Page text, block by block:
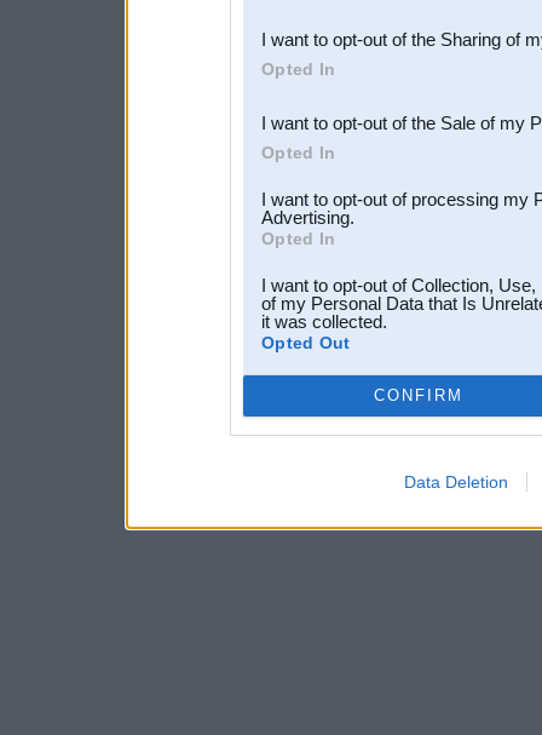
Downstream Participants
third parties.
I want to opt-out of the Sharing of
Opted In
I want to opt-out of the Sale of my
Opted In
I want to opt-out of processing my
Advertising.
Opted In
I want to opt-out of Collection,
of my Personal Data that Is
it was collected.
Opted Out
CONFIRM
Data Deletion